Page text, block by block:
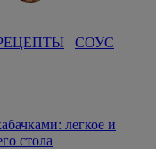
СОУС
легкое и
стола